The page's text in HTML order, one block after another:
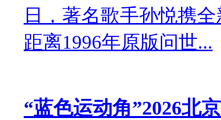
日，著名歌手孙悦携
距离1996年原版问世...
“蓝色运动角”2026北